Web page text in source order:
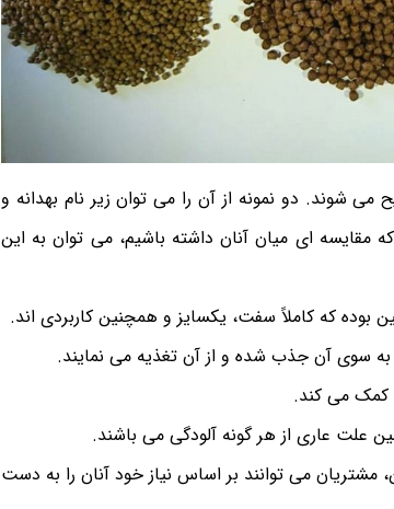
می شوند. دو نمونه از آن را می توان زیر نام بهدانه و
مقایسه ای میان آنان داشته باشیم، می توان به این
بوده که کاملاً سفت، یکسایز‌ و همچنین کاربردی اند.
به سوی آن جذب شده و از آن تغذیه می نمایند.
کمک می کند.
علت عاری از هر گونه آلودگی می باشند.
مشتریان می توانند بر اساس نیاز خود آنان را به دست